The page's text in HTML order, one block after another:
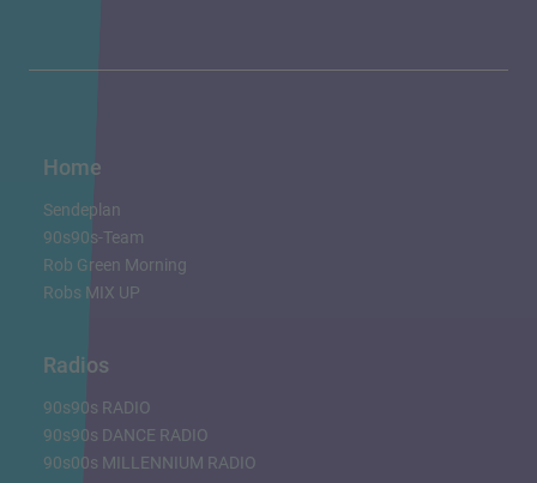
Home
Sendeplan
90s90s-Team
Rob Green Morning
Robs MIX UP
Radios
90s90s RADIO
90s90s DANCE RADIO
90s00s MILLENNIUM RADIO